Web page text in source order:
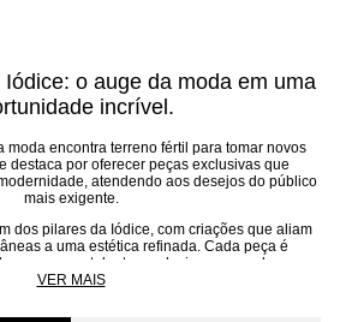
o auge da moda em uma
incrível.
moda encontra terreno fértil para tomar novos
destaca por oferecer peças exclusivas que
atendendo aos desejos do público
mais exigente.
dos pilares da Iódice, com criações que aliam
a uma estética refinada. Cada peça é
por nossos talentosos designers, que buscam
fontes para criar looks únicos e marcantes.
VER MAIS